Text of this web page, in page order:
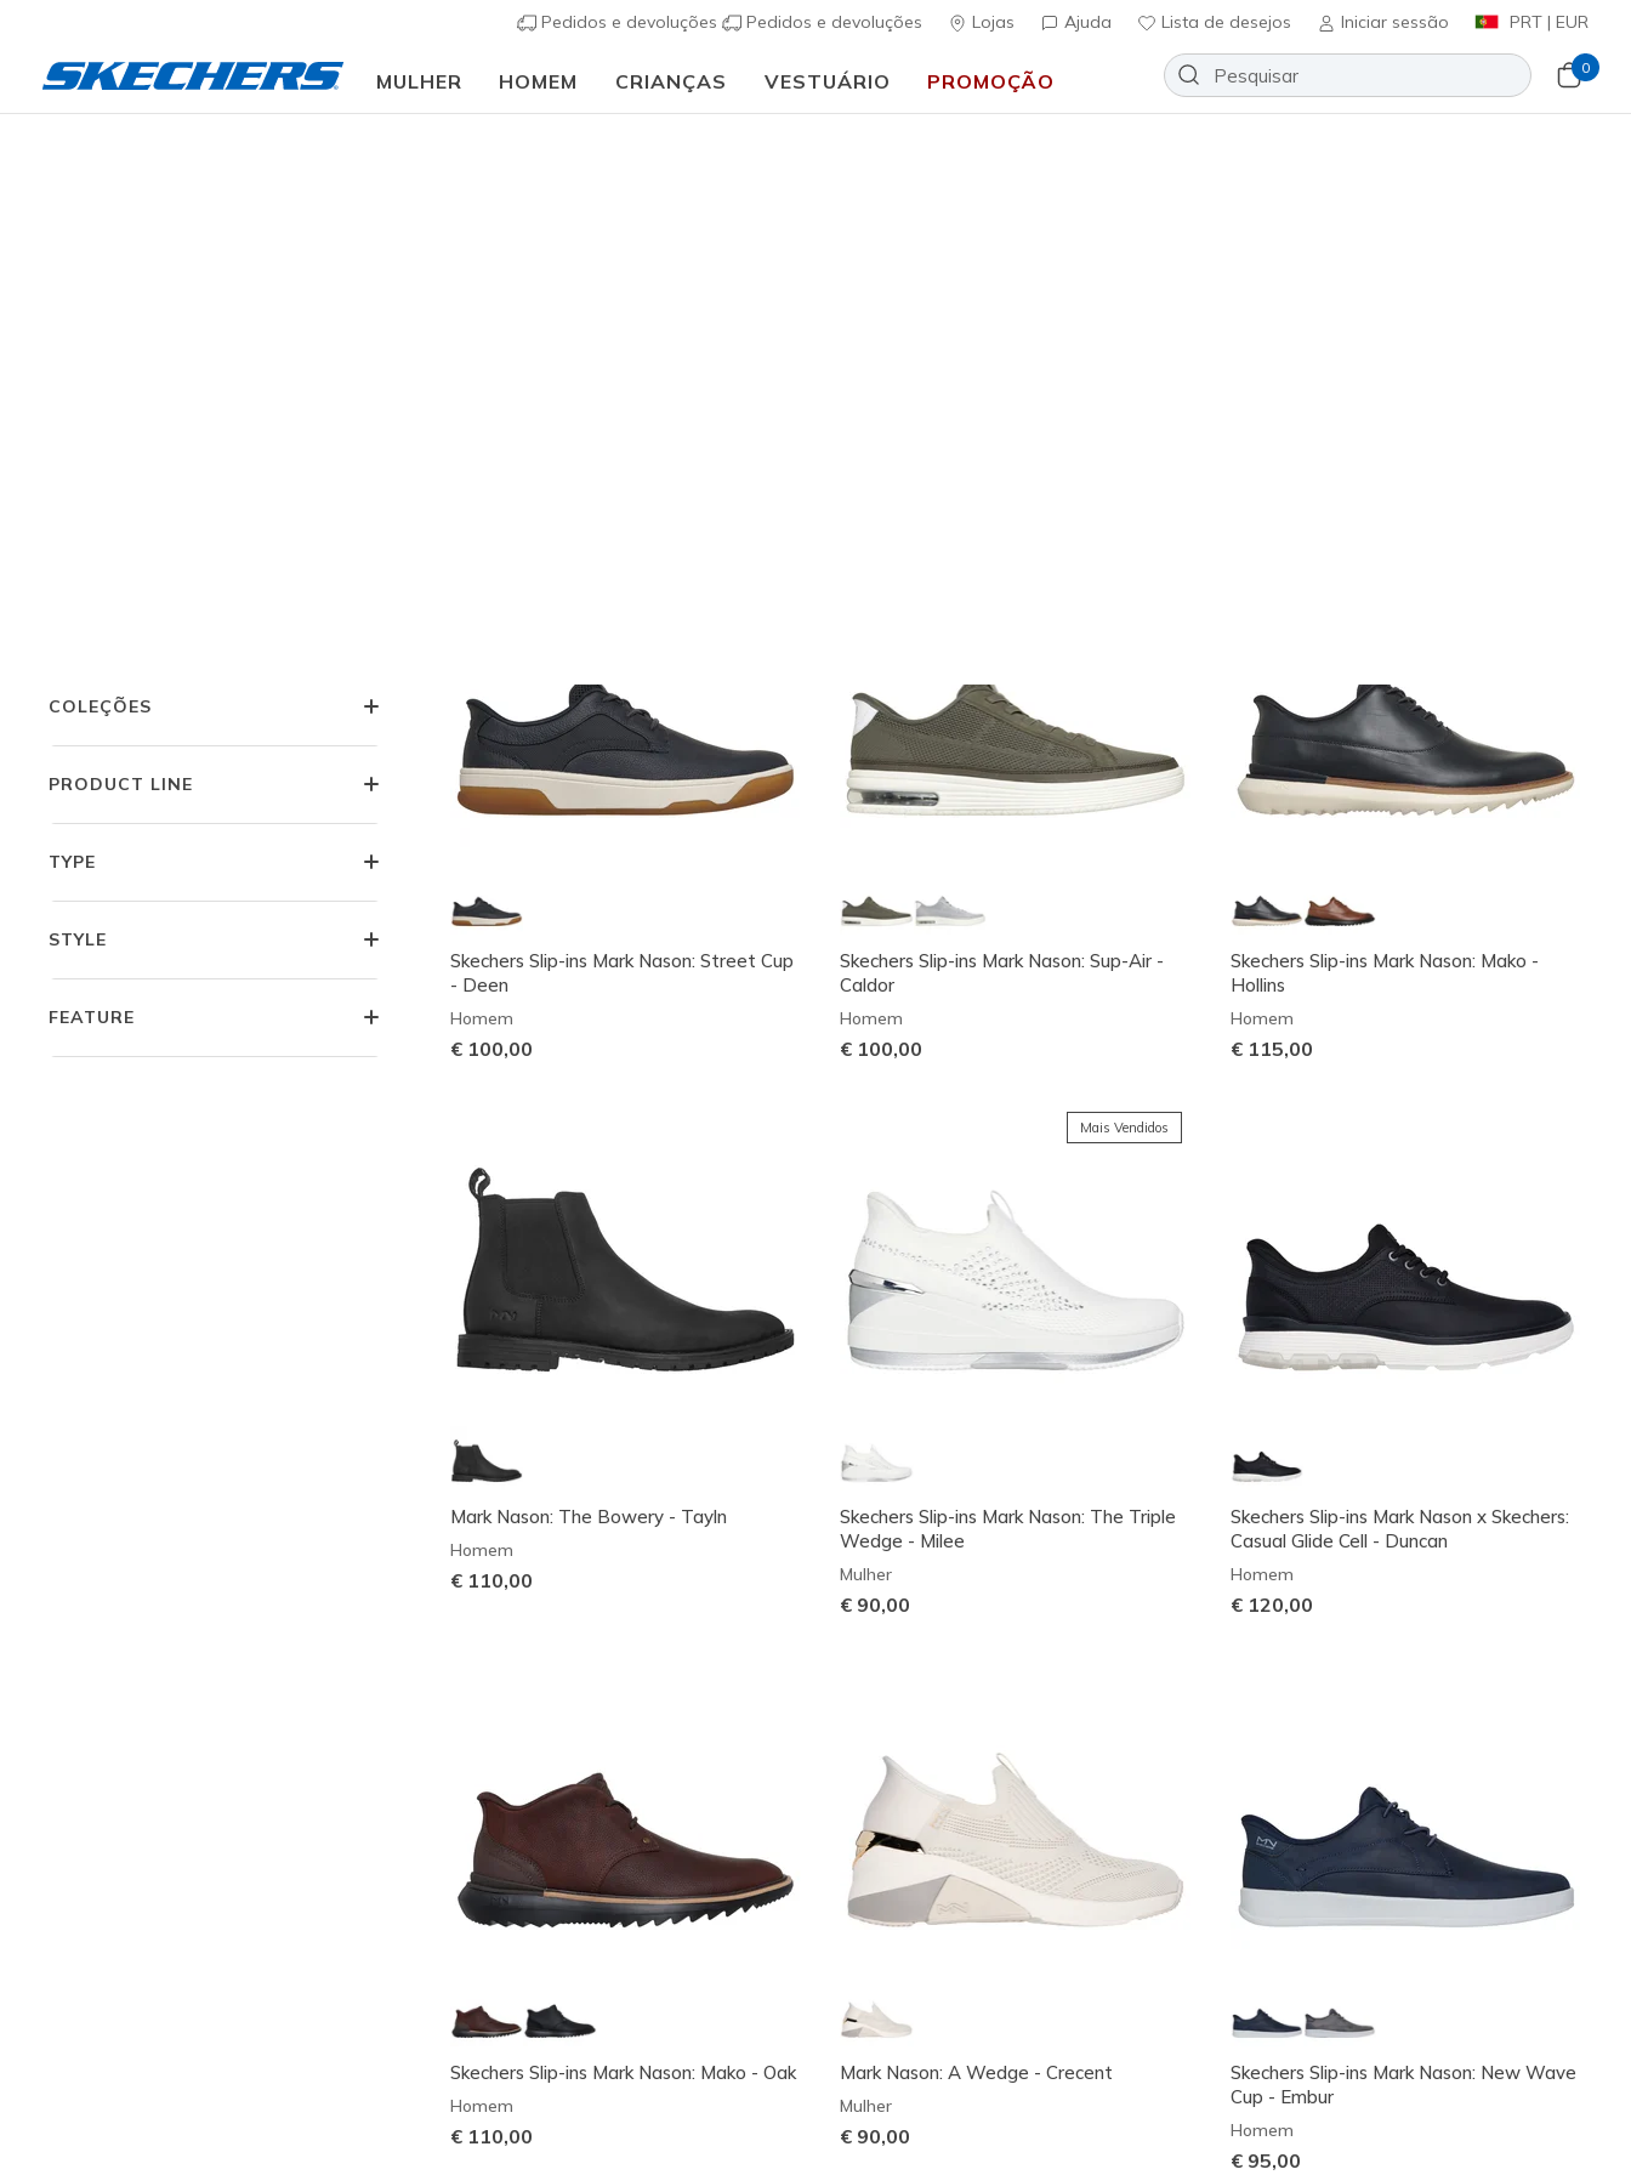
Pedidos e devoluções Pedidos e devoluções Lojas Ajuda Lista de desejos Iniciar sessão PRT | EUR
MULHER HOMEM CRIANÇAS VESTUÁRIO PROMOÇÃO
0
COLEÇÕES
PRODUCT LINE
TYPE
STYLE
FEATURE
Skechers Slip-ins Mark Nason: Street Cup
- Deen
Homem
€ 100,00
Skechers Slip-ins Mark Nason: Sup-Air -
Caldor
Homem
€ 100,00
Skechers Slip-ins Mark Nason: Mako -
Hollins
Homem
€ 115,00
Mark Nason: The Bowery - Tayln
Homem
€ 110,00
Mais Vendidos
Skechers Slip-ins Mark Nason: The Triple
Wedge - Milee
Mulher
€ 90,00
Skechers Slip-ins Mark Nason x Skechers:
Casual Glide Cell - Duncan
Homem
€ 120,00
Skechers Slip-ins Mark Nason: Mako - Oak
Homem
€ 110,00
Mark Nason: A Wedge - Crecent
Mulher
€ 90,00
Skechers Slip-ins Mark Nason: New Wave
Cup - Embur
Homem
€ 95,00